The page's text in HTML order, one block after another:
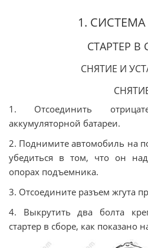
1.
СТАРТЕР В
СНЯТИЕ И
1. Отсоединить
аккумуляторной батареи.
2. Поднимите автомобиль на
убедиться в том, что он
опорах подъемника.
3. Отсоедините разъем жгута
4. Выкрутить два болта
стартер в сборе, как показано